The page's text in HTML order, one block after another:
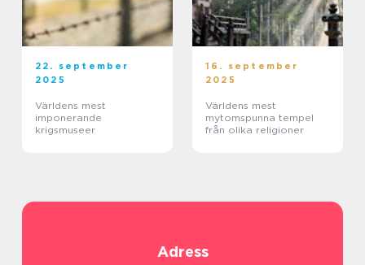
22. september
2025
Världens mest
imponerande
krigsmuseer
16. september
2025
Världens mest
mytomspunna tempel
från olika religioner
Adress